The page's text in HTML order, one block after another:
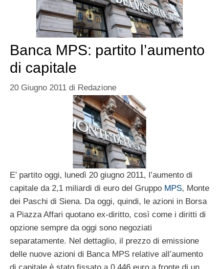
Banca MPS: partito l’aumento
di capitale
20 Giugno 2011 di Redazione
E’ partito oggi, lunedì 20 giugno 2011, l’aumento di
capitale da 2,1 miliardi di euro del Gruppo MPS, Monte
dei Paschi di Siena. Da oggi, quindi, le azioni in Borsa
a Piazza Affari quotano ex-diritto, così come i diritti di
opzione sempre da oggi sono negoziati
separatamente. Nel dettaglio, il prezzo di emissione
delle nuove azioni di Banca MPS relative all’aumento